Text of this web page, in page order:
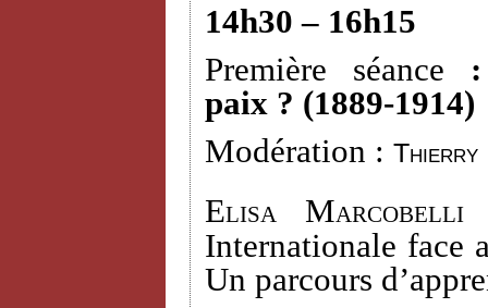
14h30 – 16h15
Première séance
paix ? (1889-1914)
Modération : Thierry
Elisa Marcobelli
Internationale face
Un parcours